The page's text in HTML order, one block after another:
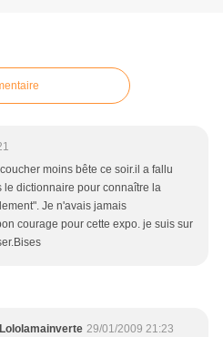
moins bête ce soir.il a fallu
le dictionnaire pour connaître la
Je n'avais jamais
courage pour cette expo. je suis sur
29/01/2009 21:23